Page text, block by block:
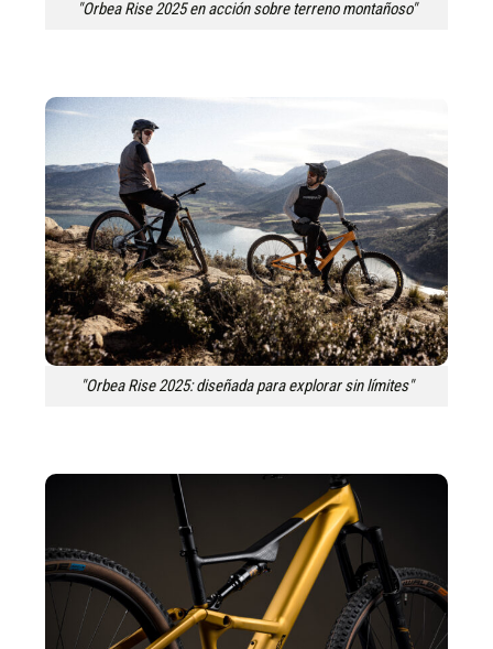
"Orbea Rise 2025 en acción sobre terreno montañoso"
"Orbea Rise 2025: diseñada para explorar sin límites"